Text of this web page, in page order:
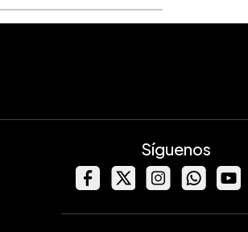
Síguenos